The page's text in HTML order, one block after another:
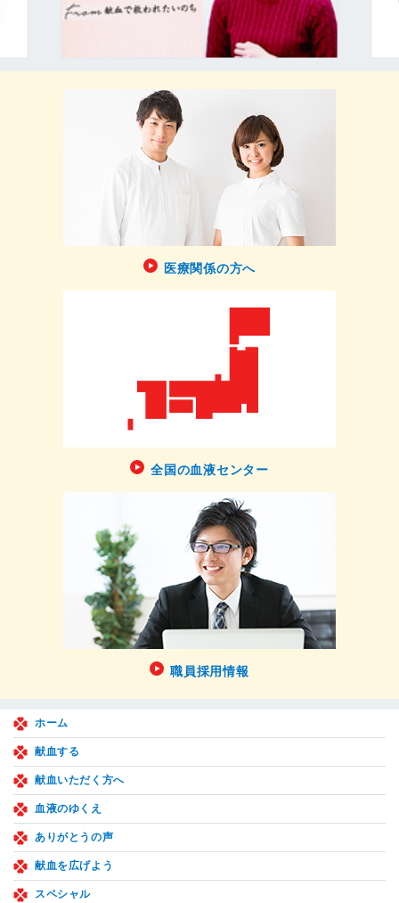
医療関係の方へ
全国の血液センター
職員採用情報
ホーム
献血する
献血いただく方へ
血液のゆくえ
ありがとうの声
献血を広げよう
スペシャル